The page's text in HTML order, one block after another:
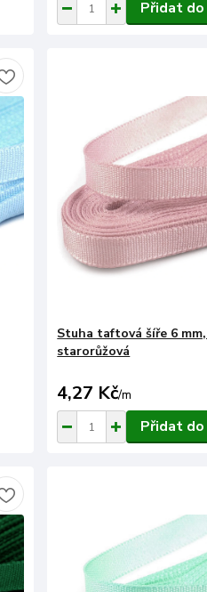
Přidat do
Stuha taftová šíře 6
starorůžová
4,27 Kč/m
Přidat do